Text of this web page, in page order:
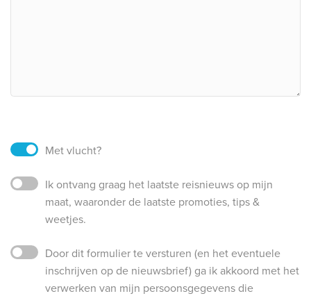
Met vlucht?
Ik ontvang graag het laatste reisnieuws op mijn
maat, waaronder de laatste promoties, tips &
weetjes.
Door dit formulier te versturen (en het eventuele
inschrijven op de nieuwsbrief) ga ik akkoord met het
verwerken van mijn persoonsgegevens die